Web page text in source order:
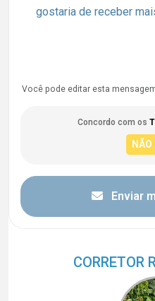
Você pode editar esta
Concordo com os
Enviar
CORRETOR